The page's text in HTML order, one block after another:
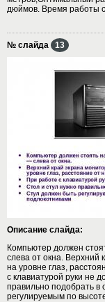
дюймов. Время работы
№ слайда 13
Описание слайда:
Компьютер должен
слева от окна. Верхний
на уровне глаз,
с клавиатурой руки не
правильно подобрать в
регулируемым по